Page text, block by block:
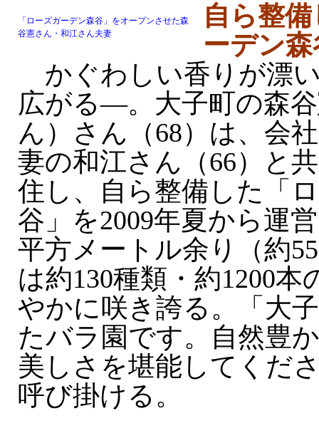
「ローズガーデン森谷」をオープンさせた森
谷憲さん・和江さん夫妻
自ら整
ーデン
かぐわしい香りが漂
広がる—。大子町の森
ん）さん（68）は、会
妻の和江さん（66）と
住し、自ら整備した「
谷」を2009年夏から運
平方メートル余り（約
は約130種類・約1200本
やかに咲き誇る。「大
たバラ園です。自然豊
美しさを堪能してくだ
呼び掛ける。